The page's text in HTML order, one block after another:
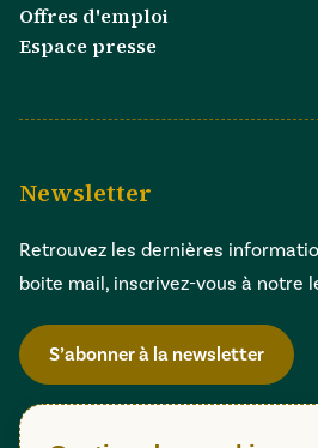
Offres d'emploi
Espace presse
Newsletter
Retrouvez les dernières
boite mail, inscrivez-vous à notre
S’abonner à la newsletter